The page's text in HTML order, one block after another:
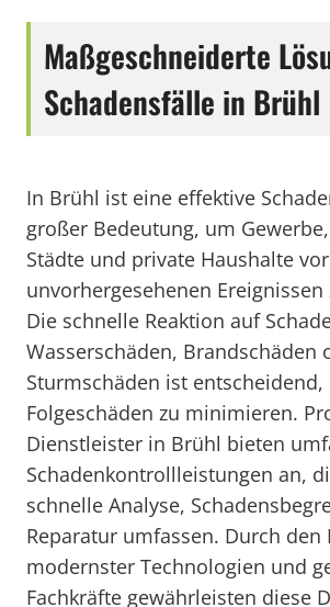
Maßgeschneiderte
Schadensfälle in Brühl
In Brühl ist eine effektive
großer Bedeutung, um
Städte und private Haushalte vor
unvorhergesehenen Ereignissen
Die schnelle Reaktion auf
Wasserschäden, Brandschäden
Sturmschäden ist entscheidend,
Folgeschäden zu minimieren.
Dienstleister in Brühl bieten
Schadenkontrollleistungen an,
schnelle Analyse,
Reparatur umfassen. Durch den
modernster Technologien und
Fachkräfte gewährleisten diese